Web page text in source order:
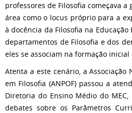
professores de Filosofia começava
área como o locus próprio para a
à docência da Filosofia na
departamentos de Filosofia e dos
eles se associam na formação
Atenta a este cenário, a Associação
em Filosofia (ANPOF) passou a
Diretoria do Ensino Médio do
debates sobre os Parâmetros